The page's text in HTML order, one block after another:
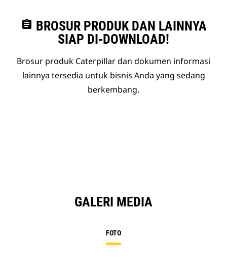
assignment BROSUR PRODUK DAN LAINNYA
SIAP DI-DOWNLOAD!
Brosur produk Caterpillar dan dokumen informasi
lainnya tersedia untuk bisnis Anda yang sedang
berkembang.
GALERI MEDIA
FOTO